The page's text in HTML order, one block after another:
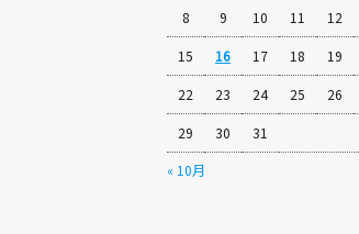
« 10月
8 9 10 11 12
15 16 17 18 19
22 23 24 25 26
29 30 31